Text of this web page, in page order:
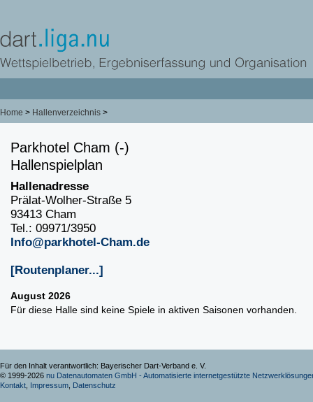
Home > Hallenverzeichnis >
Parkhotel Cham (-)
Hallenspielplan
Hallenadresse
Prälat-Wolher-Straße 5
93413 Cham
Tel.: 09971/3950
Info@parkhotel-Cham.de
[Routenplaner...]
August 2026
Für diese Halle sind keine Spiele in aktiven Saisonen vorhanden.
Für den Inhalt verantwortlich: Bayerischer Dart-Verband e. V.
© 1999-2026 nu Datenautomaten GmbH - Automatisierte internetgestützte
Kontakt Impressum Datenschutz